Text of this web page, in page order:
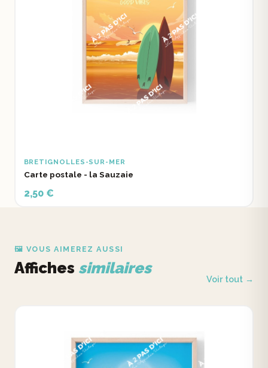
BRETIGNOLLES-SUR-MER
Carte postale - la Sauzaie
2,50 €
🖼️ VOUS AIMEREZ AUSSI
Affiches similaires
Voir tout →